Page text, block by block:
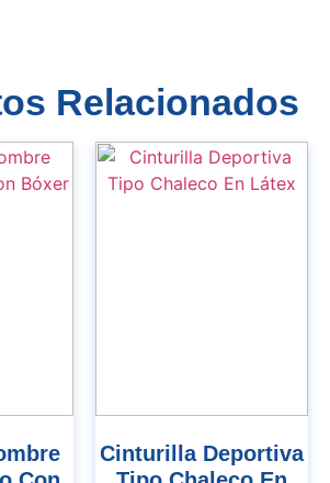
Relacionados
Cinturilla Deportiva